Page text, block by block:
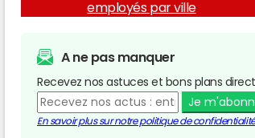
employés par ville
A ne pas manquer
Recevez nos astuces et bons plans
Je
En savoir plus sur notre politique de confidentialité